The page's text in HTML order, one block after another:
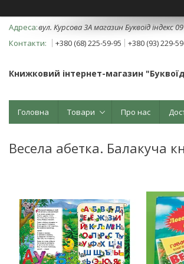
вул. Курсова 3А магазин Буквоїд індекс
+380 (68) 225-59-95
+380 (93) 229-
Книжковий інтернет-магазин
Головна Товари Про нас
Весела абетка. Балакуча